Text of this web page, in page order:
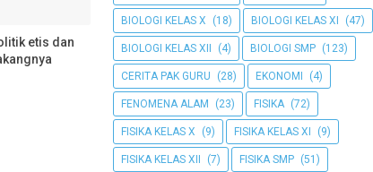
etis dan
BIOLOGI KELAS X (18) BIOLOGI KELAS XI (47)
BIOLOGI KELAS XII (4) BIOLOGI SMP (123)
CERITA PAK GURU (28) EKONOMI (4)
FENOMENA ALAM (23) FISIKA (72)
FISIKA KELAS X (9) FISIKA KELAS XI (9)
FISIKA KELAS XII (7) FISIKA SMP (51)